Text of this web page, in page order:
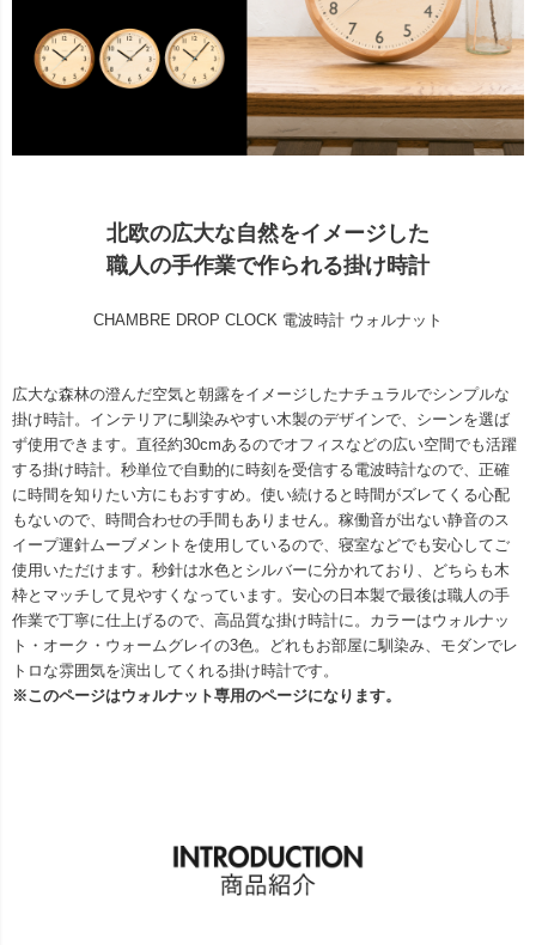
北欧の広大な自然をイメージした
職人の手作業で作られる掛け時計
CHAMBRE DROP CLOCK 電波時計 ウォルナット
広大な森林の澄んだ空気と朝露をイメージしたナチュラルでシンプルな
掛け時計。インテリアに馴染みやすい木製のデザインで、シーンを選ば
ず使用できます。直径約30cmあるのでオフィスなどの広い空間でも活躍
する掛け時計。秒単位で自動的に時刻を受信する電波時計なので、正確
に時間を知りたい方にもおすすめ。使い続けると時間がズレてくる心配
もないので、時間合わせの手間もありません。稼働音が出ない静音のス
イープ運針ムーブメントを使用しているので、寝室などでも安心してご
使用いただけます。秒針は水色とシルバーに分かれており、どちらも木
枠とマッチして見やすくなっています。安心の日本製で最後は職人の手
作業で丁寧に仕上げるので、高品質な掛け時計に。カラーはウォルナッ
ト・オーク・ウォームグレイの3色。どれもお部屋に馴染み、モダンでレ
トロな雰囲気を演出してくれる掛け時計です。
※このページはウォルナット専用のページになります。